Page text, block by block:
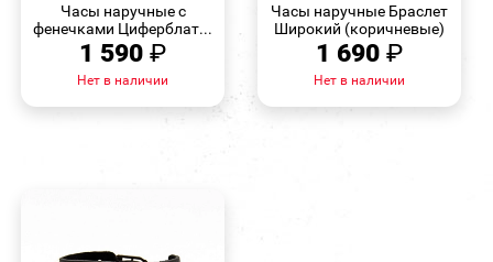
Часы наручные с
фенечками Циферблат...
1 590 ₽
Нет в наличии
Часы наручные Браслет
Широкий (коричневые)
1 690 ₽
Нет в наличии